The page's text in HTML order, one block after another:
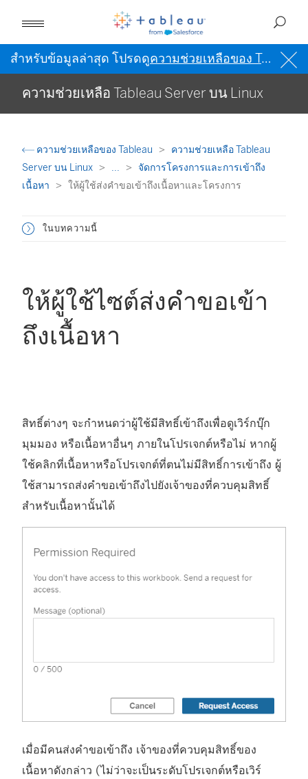
สำหรับข้อมูลล่าสุด โปรดดูความช่วยเหลือของ Tableau เป็นภาษาอังกฤษ (สหรัฐอเมริกา)
ความช่วยเหลือ Tableau Server บน Linux
ความช่วยเหลือของ Tableau
ความช่วยเหลือ Tableau
Server บน Linux
...
จัดการโครงการและการเข้าถึง
เนื้อหา
ให้ผู้ใช้ส่งคำขอเข้าถึงเนื้อหาและโครงการ
ในบทความนี้
ให้ผู้ใช้ไซต์ส่งคำขอเข้า
ถึงเนื้อหา
สิทธิ์ต่างๆ จะกำหนดว่าผู้ใช้มีสิทธิ์เข้าถึงเพื่อดูเวิร์กบุ๊ก
มุมมอง หรือเนื้อหาอื่นๆ ภายในโปรเจกต์หรือไม่ หากผู้
ใช้คลิกที่เนื้อหาหรือโปรเจกต์ที่ตนไม่มีสิทธิ์การเข้าถึง ผู้
ใช้สามารถส่งคำขอเข้าถึงไปยังเจ้าของที่ควบคุมสิทธิ์
สำหรับเนื้อหานั้นได้
เมื่อมีคนส่งคำขอเข้าถึง เจ้าของที่ควบคุมสิทธิ์ของ
เนื้อหาดังกล่าว (ไม่ว่าจะเป็นระดับโปรเจกต์หรือเวิร์